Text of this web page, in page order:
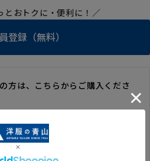
とおトクに・便利に！／
登録（無料）
方は、こちらからご購入くださ
く必要があります。
アのポイントは付与されません。
報統合・ポイントの付与は、対応